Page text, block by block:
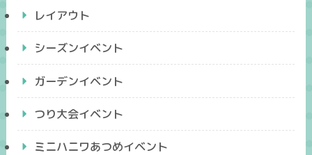
レイアウト
シーズンイベント
ガーデンイベント
つり大会イベント
ミニハニワあつめイベント